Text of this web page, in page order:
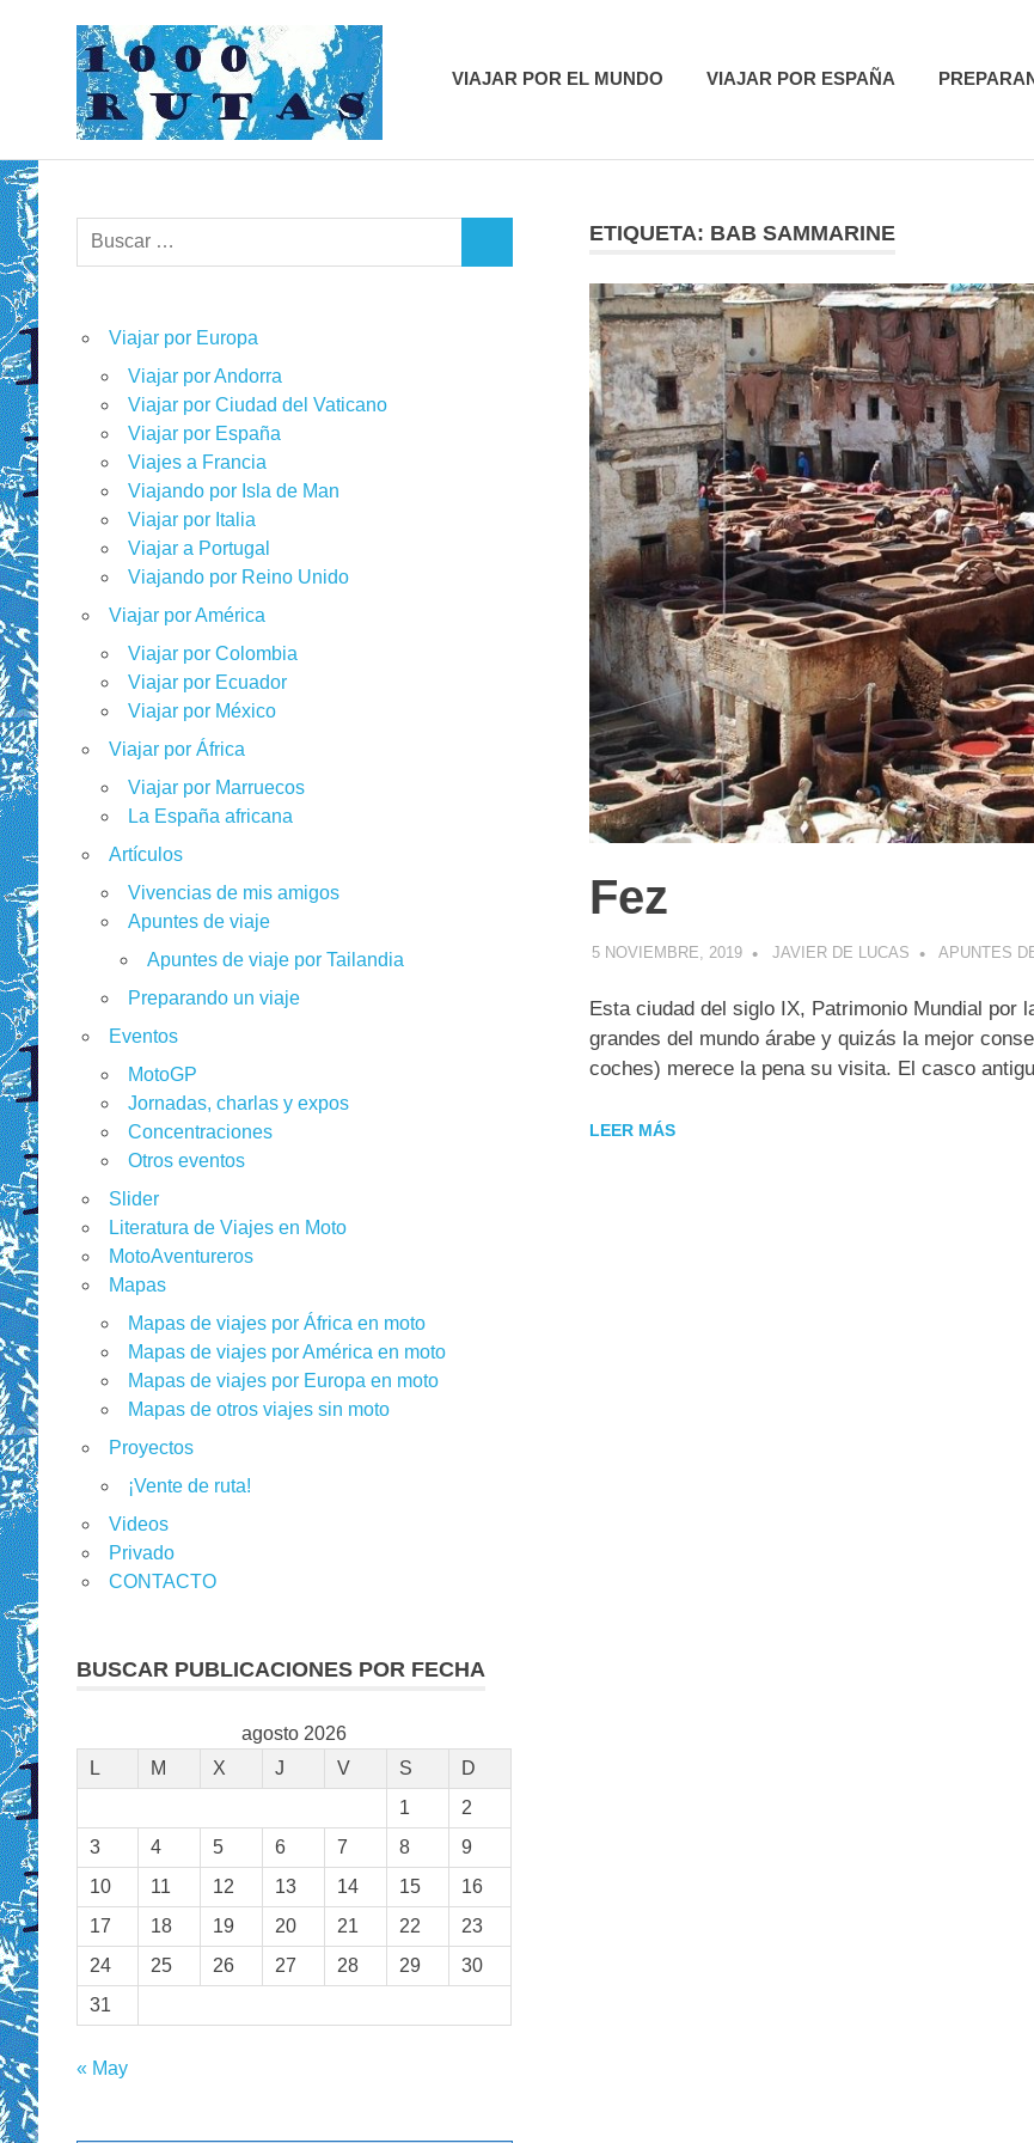
contenido
ruedas
VIAJAR POR EL MUNDO VIAJAR POR ESPAÑA
ETIQUETA: BAB SAMMARINE
Fez
5 NOVIEMBRE, 2019 JAVIER DE LUCAS APUNTES
Esta ciudad del siglo IX, Patrimonio Mundial por
grandes del mundo árabe y quizás la mejor
coches) merece la pena su visita. El casco
LEER MÁS
Buscar:
Viajar por Europa
Viajar por Andorra
Viajar por Ciudad del Vaticano
Viajar por España
Viajes a Francia
Viajando por Isla de Man
Viajar por Italia
Viajar a Portugal
Viajando por Reino Unido
Viajar por América
Viajar por Colombia
Viajar por Ecuador
Viajar por México
Viajar por África
Viajar por Marruecos
La España africana
Artículos
Vivencias de mis amigos
Apuntes de viaje
Apuntes de viaje por Tailandia
Preparando un viaje
Eventos
MotoGP
Jornadas, charlas y expos
Concentraciones
Otros eventos
Slider
Literatura de Viajes en Moto
MotoAventureros
Mapas
Mapas de viajes por África en moto
Mapas de viajes por América en moto
Mapas de viajes por Europa en moto
Mapas de otros viajes sin moto
Proyectos
¡Vente de ruta!
Videos
Privado
CONTACTO
BUSCAR PUBLICACIONES POR FECHA
agosto 2026
L
M X J V S
D
1
2
3
4 5 6 7 8
9
10
11 12 13 14 15
16
17
18 19 20 21 22
23
24
25 26 27 28 29
30
31
« May